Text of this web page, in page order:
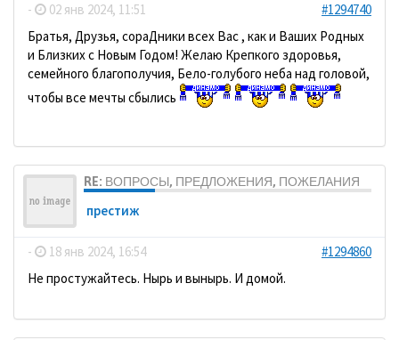
- 02 янв 2024, 11:51
#1294740
Братья, Друзья, сораДники всех Вас , как и Ваших Родных
и Близких с Новым Годом! Желаю Крепкого здоровья,
семейного благополучия, Бело-голубого неба над головой,
чтобы все мечты сбылись
RE: ВОПРОСЫ, ПРЕДЛОЖЕНИЯ, ПОЖЕЛАНИЯ
престиж
- 18 янв 2024, 16:54
#1294860
Не простужайтесь. Нырь и вынырь. И домой.